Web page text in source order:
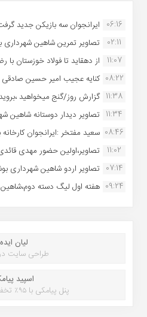
06:16 ایرانجوان سه بازیکن جدید
02:11
تصاویر تمرین شاهین
11:07
از دهقاید تا فولاد خوزستان
08:22 کنایه عجیب امیر حسین
11:38 گزارش روز/گنج میخواهید
11:34 تصاویر دیدار دوستانه شاهین
08:46 سعید مفتخر :ایرانجوان
11:02
تصاویر،اولین حضور مهدی
07:14 تصاویر اردو شاهین شهرداری
09:24 هفته اول لیگ دسته
لیان ایده
طراحی سایت
اسپید
پنل پیامکی با ۹۵٪ تخفیف خرید پنل